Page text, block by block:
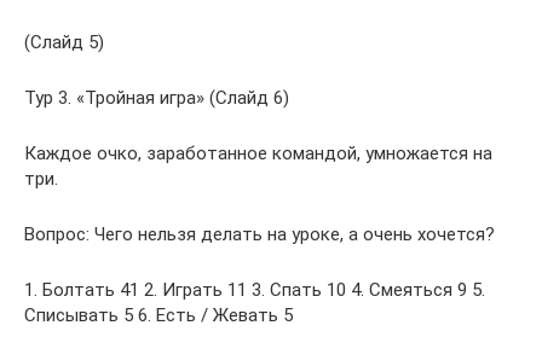
(Слайд 5)
Тур 3. «Тройная игра» (Слайд 6)
Каждое очко, заработанное командой, умножается на
три.
Вопрос: Чего нельзя делать на уроке, а очень хочется?
1. Болтать 41 2. Играть 11 3. Спать 10 4. Смеяться 9 5.
Списывать 5 6. Есть / Жевать 5